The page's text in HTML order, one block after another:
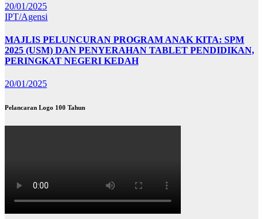
20/01/2025
IPT/Agensi
MAJLIS PELUNCURAN PROGRAM ANAK KITA: SPM
2025 (USM) DAN PENYERAHAN TABLET PENDIDIKAN,
PERINGKAT NEGERI KEDAH
20/01/2025
Pelancaran Logo 100 Tahun